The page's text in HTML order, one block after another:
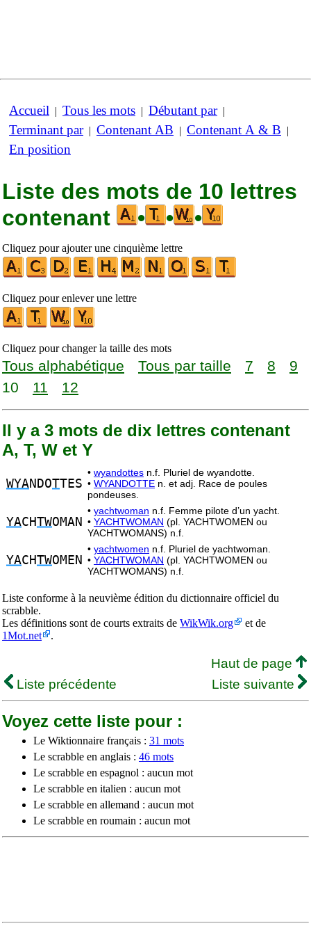
Accueil | Tous les mots | Débutant par|
Terminant par| Contenant AB | Contenant A & B |
En position
Liste des mots de 10 lettres
contenant
• • •
Cliquez pour ajouter une cinquième lettre
Cliquez pour enlever une lettre
Cliquez pour changer la taille des mots
Tous alphabétique Tous par taille 7 8
9
10
11 12
Il y a 3 mots de dix lettres contenant
A, T, W et Y
WYANDOTTES
• wyandottes n.f. Pluriel de wyandotte.
• WYANDOTTE n. et adj. Race de poules
pondeuses.
YACHTWOMAN
• yachtwoman n.f. Femme pilote d’un yacht.
• YACHTWOMAN (pl. YACHTWOMEN ou
YACHTWOMANS) n.f.
YACHTWOMEN
• yachtwomen n.f. Pluriel de yachtwoman.
• YACHTWOMAN (pl. YACHTWOMEN ou
YACHTWOMANS) n.f.
Liste conforme à la neuvième édition du dictionnaire officiel du
scrabble.
Les définitions sont de courts extraits de WikWik.org
et de
1Mot.net
.
Haut de page
Liste précédente
Liste suivante
Voyez cette liste pour :
Le Wiktionnaire français : 31 mots
Le scrabble en anglais : 46 mots
Le scrabble en espagnol : aucun mot
Le scrabble en italien : aucun mot
Le scrabble en allemand : aucun mot
Le scrabble en roumain : aucun mot